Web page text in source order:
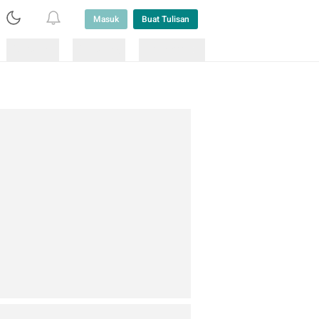
Masuk Buat Tulisan